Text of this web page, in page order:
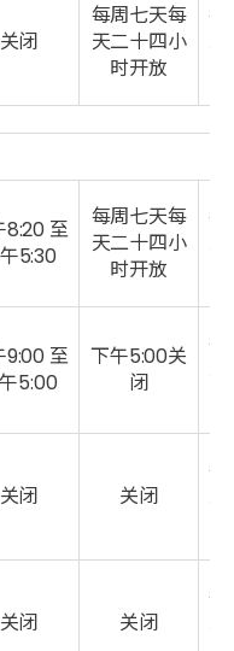
关闭
每周七天每
天二十四小
时开放
每
8:20 至
5:30
每周七天每
天二十四小
时开放
每
9:00 至
5:00
下午5:00关
闭
每
关闭 关闭
每
关闭 关闭
每